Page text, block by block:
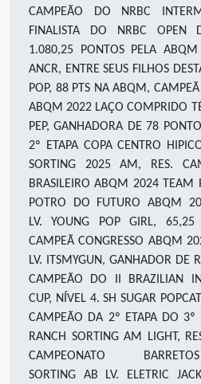
CAMPEÃO DO NRBC
FINALISTA DO NRBC OPEN
1.080,25 PONTOS PELA
ANCR, ENTRE SEUS FILHOS
POP, 88 PTS NA ABQM,
ABQM 2022 LAÇO COMPRIDO
PEP, GANHADORA DE 78
2º ETAPA COPA CENTRO
SORTING 2025 AM,
RES.
BRASILEIRO ABQM 2024
TEAM
POTRO DO FUTURO ABQM
LV. YOUNG POP GIRL, 65,25
CAMPEÃ CONGRESSO ABQM
LV. ITSMYGUN, GANHADOR DE
CAMPEÃO DO II BRAZILIAN
CUP, NÍVEL 4. SH SUGAR
CAMPEÃO DA 2º ETAPA DO 3º
RANCH SORTING AM
LIGHT,
CAMPEONATO
SORTING
AB LV. ELETRIC